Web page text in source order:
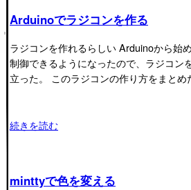
Arduinoでラジコンを作る
ラジコンを作れるらしい Arduinoから始
制御できるようになったので、ラジコン
立った。 このラジコンの作り方をまと
続きを読む
minttyで色を変える